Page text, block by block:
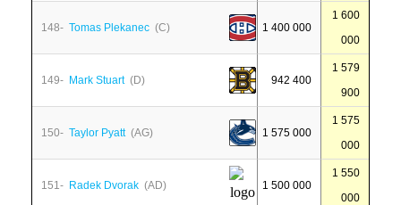
148- Tomas Plekanec (C) 1 400 000
1 600
000
149- Mark Stuart(D) 942 400
1 579
900
150- Taylor Pyatt(AG) 1 575 000
1 575
000
151- Radek Dvorak (AD) 1 500 000
1 550
000